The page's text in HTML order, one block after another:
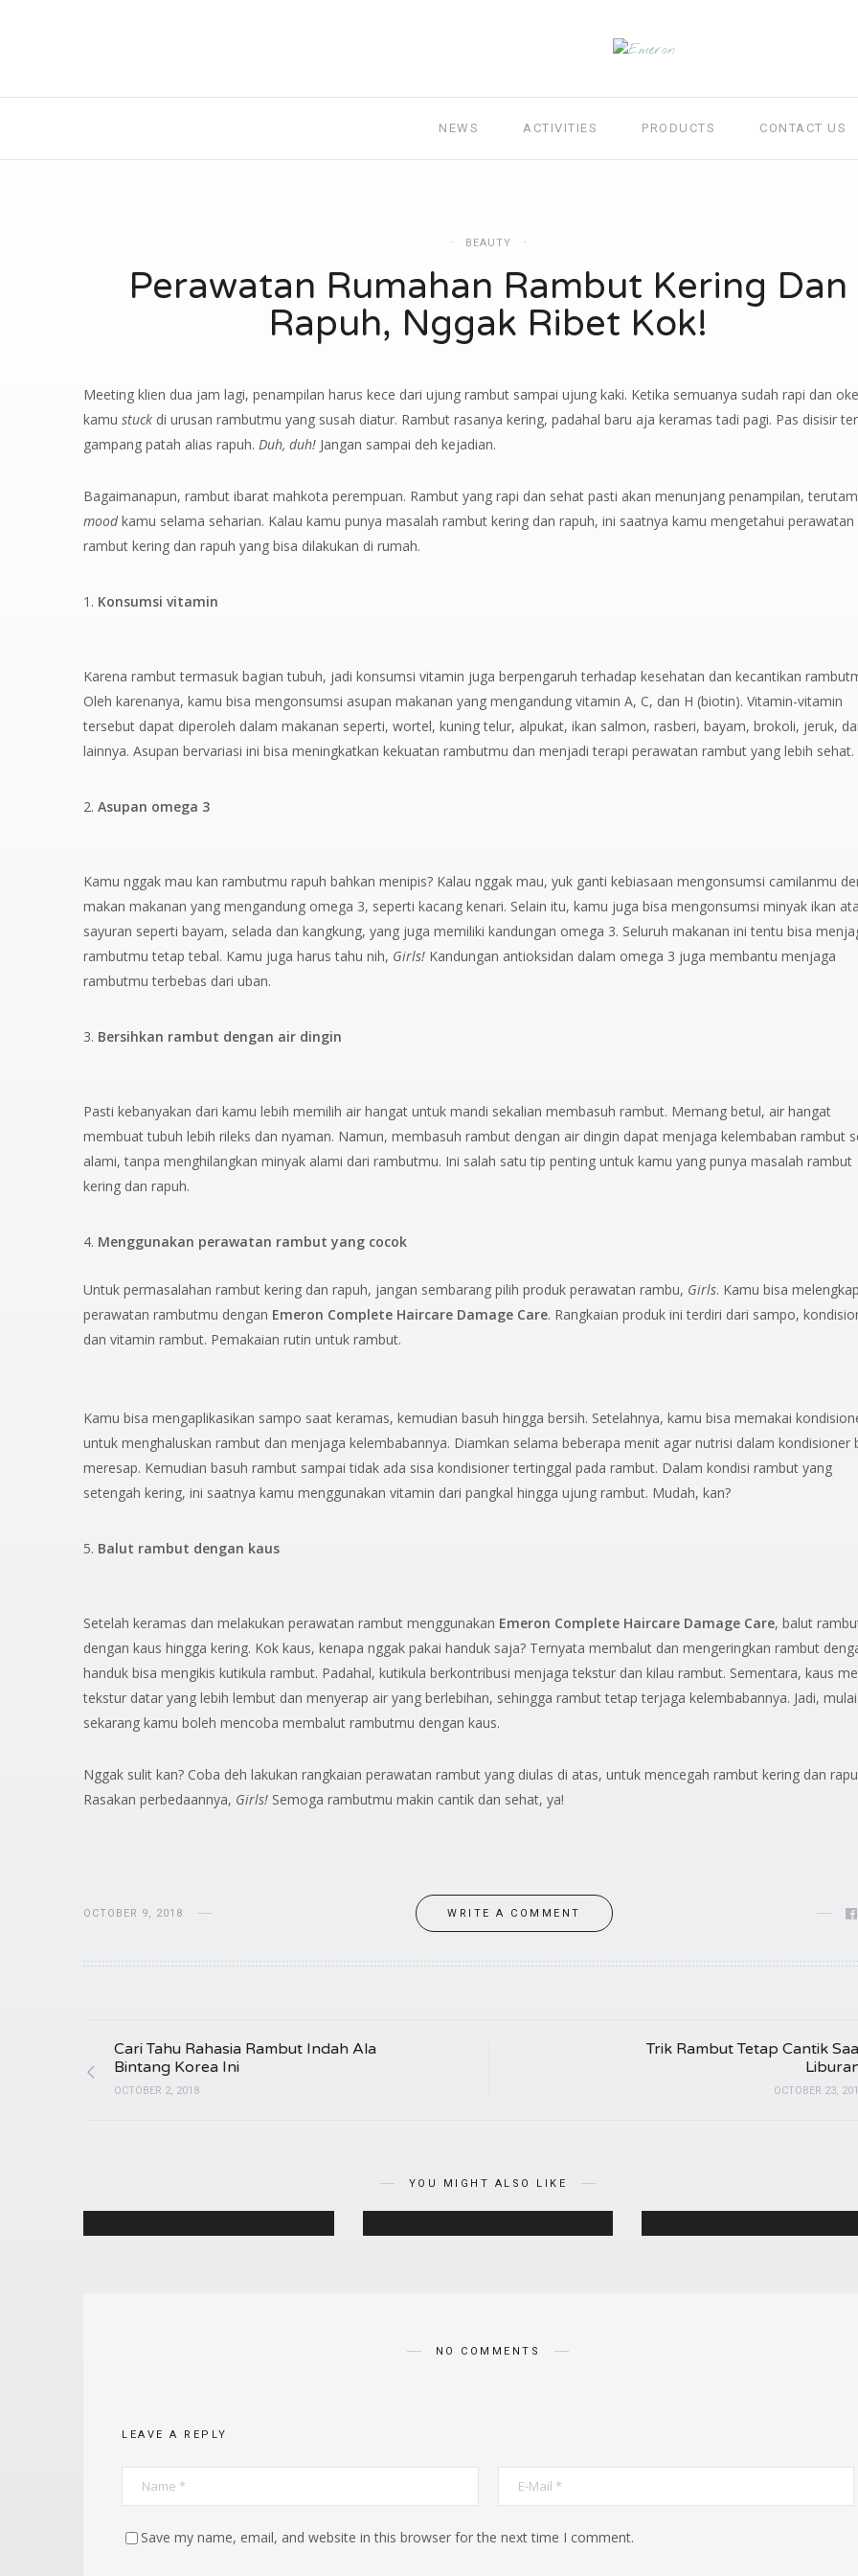
NEWS ACTIVITIES PRODUCTS CONTACT US
BEAUTY
Perawatan Rumahan Rambut Kering Dan
Rapuh, Nggak Ribet Kok!
Meeting klien dua jam lagi, penampilan harus kece dari ujung rambut sampai ujung kaki. Ketika semuanya sudah rapi dan
kamu stuck di urusan rambutmu yang susah diatur. Rambut rasanya kering, padahal baru aja keramas tadi pagi. Pas disisir
gampang patah alias rapuh. Duh, duh! Jangan sampai deh kejadian.
Bagaimanapun, rambut ibarat mahkota perempuan. Rambut yang rapi dan sehat pasti akan menunjang penampilan,
moodkamu selama seharian. Kalau kamu punya masalah rambut kering dan rapuh, ini saatnya kamu mengetahui perawatan
rambut kering dan rapuh yang bisa dilakukan di rumah.
Konsumsi vitamin
Karena rambut termasuk bagian tubuh, jadi konsumsi vitamin juga berpengaruh terhadap kesehatan dan kecantikan
Oleh karenanya, kamu bisa mengonsumsi asupan makanan yang mengandung vitamin A, C, dan H (biotin). Vitamin-vitamin
tersebut dapat diperoleh dalam makanan seperti, wortel, kuning telur, alpukat, ikan salmon, rasberi, bayam, brokoli, jeruk,
lainnya. Asupan bervariasi ini bisa meningkatkan kekuatan rambutmu dan menjadi terapi perawatan rambut yang lebih sehat.
Asupan omega 3
Kamu nggak mau kan rambutmu rapuh bahkan menipis? Kalau nggak mau, yuk ganti kebiasaan mengonsumsi camilanmu
makan makanan yang mengandung omega 3, seperti kacang kenari. Selain itu, kamu juga bisa mengonsumsi minyak ikan
sayuran seperti bayam, selada dan kangkung, yang juga memiliki kandungan omega 3. Seluruh makanan ini tentu bisa
rambutmu tetap tebal. Kamu juga harus tahu nih, Girls! Kandungan antioksidan dalam omega 3 juga membantu menjaga
rambutmu terbebas dari uban.
Bersihkan rambut dengan air dingin
Pasti kebanyakan dari kamu lebih memilih air hangat untuk mandi sekalian membasuh rambut. Memang betul, air hangat
membuat tubuh lebih rileks dan nyaman. Namun, membasuh rambut dengan air dingin dapat menjaga kelembaban rambut
alami, tanpa menghilangkan minyak alami dari rambutmu. Ini salah satu tip penting untuk kamu yang punya masalah rambut
kering dan rapuh.
Menggunakan perawatan rambut yang cocok
Untuk permasalahan rambut kering dan rapuh, jangan sembarang pilih produk perawatan rambu, Girls. Kamu bisa
perawatan rambutmu dengan Emeron Complete Haircare Damage Care. Rangkaian produk ini terdiri dari sampo,
dan vitamin rambut. Pemakaian rutin untuk rambut.
Kamu bisa mengaplikasikan sampo saat keramas, kemudian basuh hingga bersih. Setelahnya, kamu bisa memakai
untuk menghaluskan rambut dan menjaga kelembabannya. Diamkan selama beberapa menit agar nutrisi dalam kondisioner
meresap. Kemudian basuh rambut sampai tidak ada sisa kondisioner tertinggal pada rambut. Dalam kondisi rambut yang
setengah kering, ini saatnya kamu menggunakan vitamin dari pangkal hingga ujung rambut. Mudah, kan?
Balut rambut dengan kaus
Setelah keramas dan melakukan perawatan rambut menggunakan Emeron Complete Haircare Damage Care, balut
dengan kaus hingga kering. Kok kaus, kenapa nggak pakai handuk saja? Ternyata membalut dan mengeringkan rambut
handuk bisa mengikis kutikula rambut. Padahal, kutikula berkontribusi menjaga tekstur dan kilau rambut. Sementara, kaus
tekstur datar yang lebih lembut dan menyerap air yang berlebihan, sehingga rambut tetap terjaga kelembabannya. Jadi, mulai
sekarang kamu boleh mencoba membalut rambutmu dengan kaus.
Nggak sulit kan? Coba deh lakukan rangkaian perawatan rambut yang diulas di atas, untuk mencegah rambut kering dan
Rasakan perbedaannya, Girls! Semoga rambutmu makin cantik dan sehat, ya!
OCTOBER 9, 2018 WRITE A COMMENT
Cari Tahu Rahasia Rambut Indah Ala
Bintang Korea Ini
OCTOBER 2, 2018
Trik Rambut Tetap Cantik
OCTOBER 23,
YOU MIGHT ALSO LIKE
Ini!
NO COMMENTS
LEAVE A REPLY
Save my name, email, and website in this browser for the next time I comment.